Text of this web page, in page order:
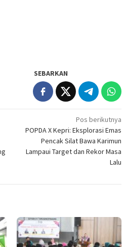
SEBARKAN
Pos berikutnya
POPDA X Kepri: Eksplorasi Emas
Pencak Silat Bawa Karimun
Lampaui Target dan Rekor Masa
Lalu